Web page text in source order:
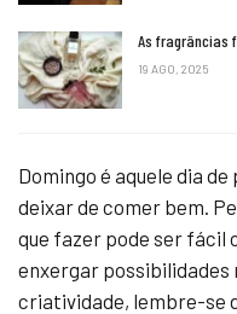
As fragrâncias
19 AGO, 2025
Domingo é aquele dia
deixar de comer bem.
que fazer pode ser fácil
enxergar possibilidades
criatividade, lembre-se